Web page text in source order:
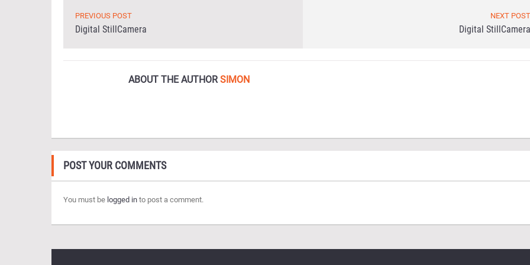
PREVIOUS POST
Digital StillCamera
NEXT POST
Digital StillCamera
ABOUT THE AUTHORSIMON
POST YOUR COMMENTS
You must be logged in to post a comment.